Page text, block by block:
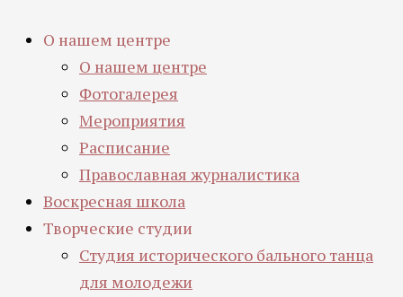
О нашем центре
О нашем центре
Фотогалерея
Мероприятия
Расписание
Православная журналистика
Воскресная школа
Творческие студии
Студия исторического бального танца
для молодежи